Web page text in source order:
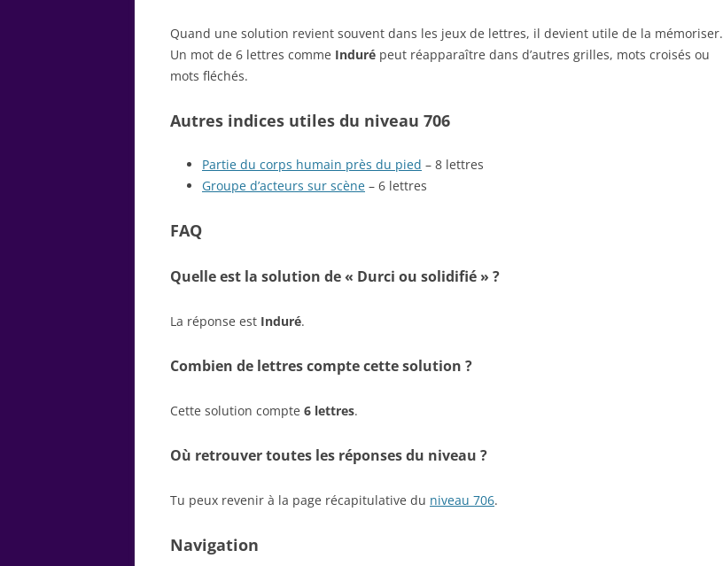
Quand une solution revient souvent dans les jeux de lettres, il devient utile de la mémoriser.
Un mot de 6 lettres comme Induré peut réapparaître dans d’autres grilles, mots croisés ou
mots fléchés.
Autres indices utiles du niveau 706
Partie du corps humain près du pied – 8 lettres
Groupe d’acteurs sur scène – 6 lettres
FAQ
Quelle est la solution de « Durci ou solidifié » ?
La réponse est Induré.
Combien de lettres compte cette solution ?
Cette solution compte 6 lettres.
Où retrouver toutes les réponses du niveau ?
Tu peux revenir à la page récapitulative du niveau 706.
Navigation